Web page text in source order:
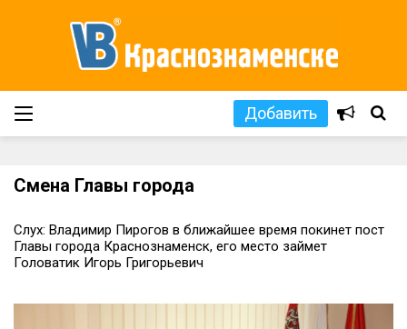
Добавить
Смена Главы города
Слух: Владимир Пирогов в ближайшее время покинет пост
Главы города Краснознаменск, его место займет
Головатик Игорь Григорьевич